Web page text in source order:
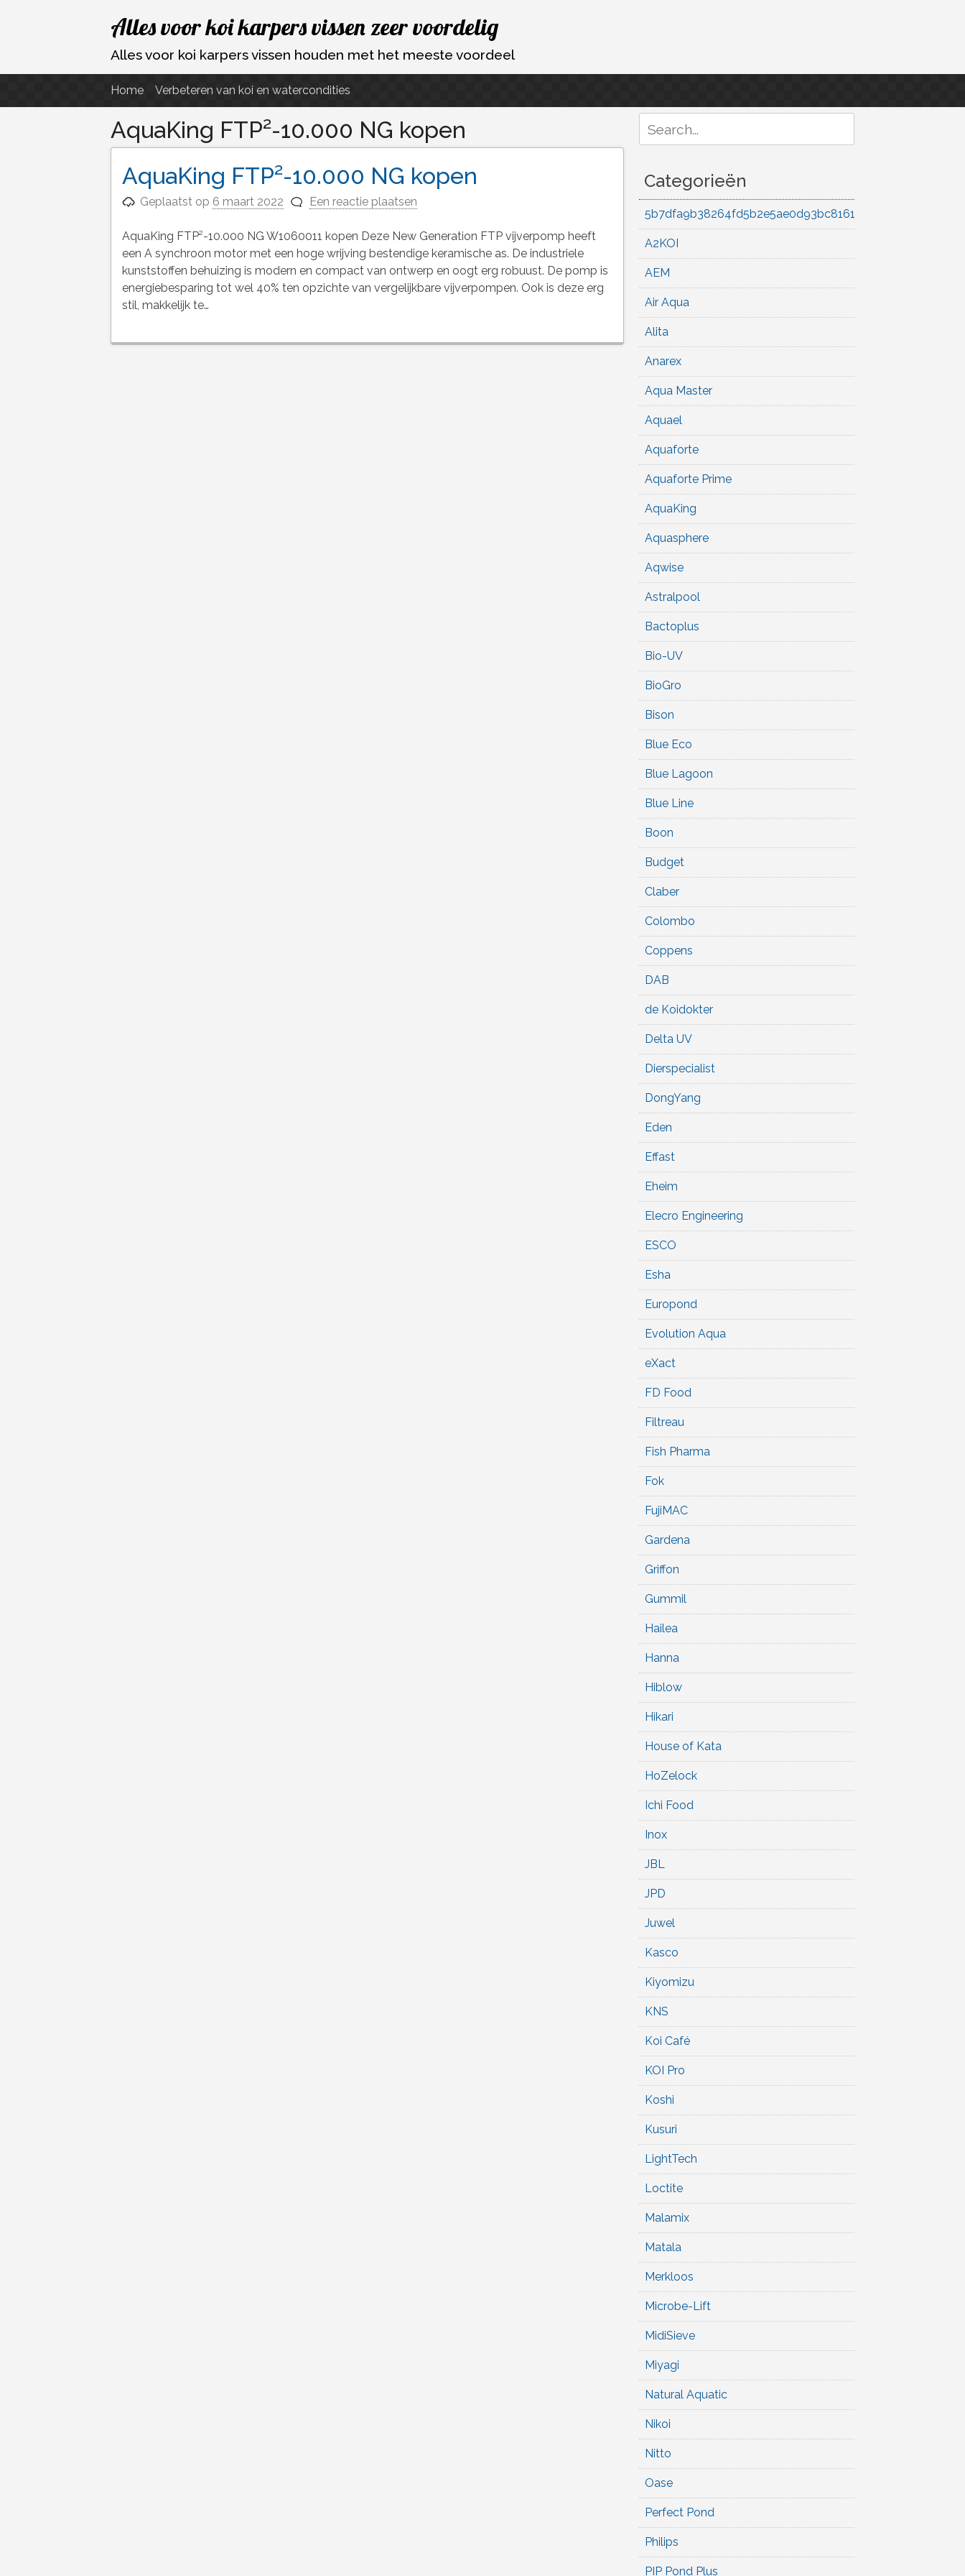
Ga
naar
de
Alles voor koi karpers vissen zeer voordelig
Alles voor koi karpers vissen houden met het meeste voordeel
Home Verbeteren van koi en watercondities
AquaKing FTP²-10.000 NG kopen
AquaKing FTP²-10.000 NG kopen
Geplaatst op 6 maart 2022 Een reactie plaatsen
AquaKing FTP²-10.000 NG W1060011 kopen Deze New Generation FTP vijverpomp heeft
een A synchroon motor met een hoge wrijving bestendige keramische as. De industriele
kunststoffen behuizing is modern en compact van ontwerp en oogt erg robuust. De pomp is
energiebesparing tot wel 40% ten opzichte van vergelijkbare vijverpompen. Ook is deze erg
stil, makkelijk te…
for:
Categorieën
5b7dfa9b38264fd5b2e5ae0d93bc8161
A2KOI
AEM
Air Aqua
Alita
Anarex
Aqua Master
Aquael
Aquaforte
Aquaforte Prime
AquaKing
Aquasphere
Aqwise
Astralpool
Bactoplus
Bio-UV
BioGro
Bison
Blue Eco
Blue Lagoon
Blue Line
Boon
Budget
Claber
Colombo
Coppens
DAB
de Koidokter
Delta UV
Dierspecialist
DongYang
Eden
Effast
Eheim
Elecro Engineering
ESCO
Esha
Europond
Evolution Aqua
eXact
FD Food
Filtreau
Fish Pharma
Fok
FujiMAC
Gardena
Griffon
Gummil
Hailea
Hanna
Hiblow
Hikari
House of Kata
HoZelock
Ichi Food
Inox
JBL
JPD
Juwel
Kasco
Kiyomizu
KNS
Koi Café
KOI Pro
Koshi
Kusuri
LightTech
Loctite
Malamix
Matala
Merkloos
Microbe-Lift
MidiSieve
Miyagi
Natural Aquatic
Nikoi
Nitto
Oase
Perfect Pond
Philips
PIP Pond Plus